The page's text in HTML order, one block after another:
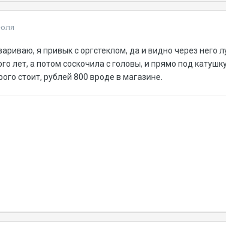
я привык с оргстеклом, да и видно через
лет, а потом соскочила с головы, и прямо под
стоит, рублей 800 вроде в магазине.